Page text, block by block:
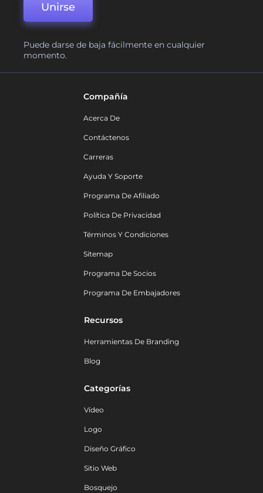
Unirse
Puede darse de baja fácilmente en cualquier
momento.
Compañía
Acerca De
Contáctenos
Carreras
Ayuda Y Soporte
Programa De Afiliado
Política De Privacidad
Términos Y Condiciones
Sitemap
Programa De Socios
Programa De Embajadores
Recursos
Herramientas De Branding
Blog
Categorías
Vídeo
Logo
Diseño Gráfico
Sitio Web
Bosquejo